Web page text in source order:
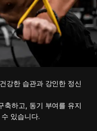
강한 습관과 강인한 정신
축하고, 동기 부여를 유지
있습니다.